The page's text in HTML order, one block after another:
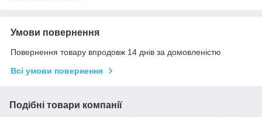
Умови повернення
Повернення товару впродовж 14 днів за домовленістю
Всі умови повернення
Подібні товари компанії